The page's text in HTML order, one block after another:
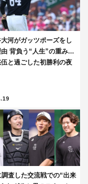
大河がガッツポーズをし
背負う“人生”の重み...
と過ごした初勝利の夜
調査した交流戦での“出来